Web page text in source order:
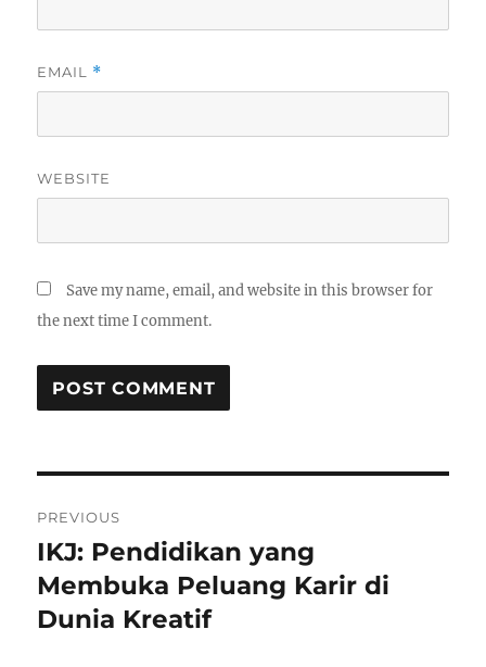
EMAIL *
WEBSITE
Save my name, email, and website in this browser for
the next time I comment.
navigation
PREVIOUS
Previous
post:
IKJ: Pendidikan yang
Membuka Peluang Karir di
Dunia Kreatif